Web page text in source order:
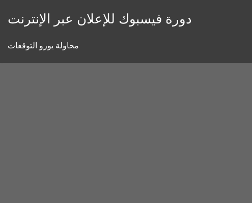
دورة فيسبوك للإعلان عبر الإنترنت
محاولة يورو التوقعات